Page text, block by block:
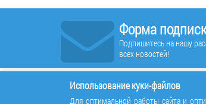
Форма
Подпишитесь на нашу
всех новостей!
Использование куки-файлов
Для оптимальной работы сайта и